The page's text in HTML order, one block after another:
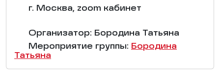
г. Москва, zoom кабинет
Организатор: Бородина Татьяна
Мероприятие группы: Бородина
Татьяна